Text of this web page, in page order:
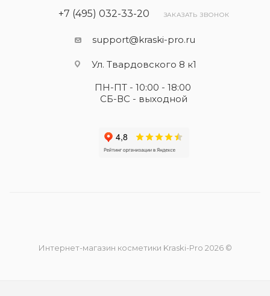
+7 (495) 032-33-20 ЗАКАЗАТЬ ЗВОНОК
support@kraski-pro.ru
Ул. Твардовского 8 к1
ПН-ПТ - 10:00 - 18:00
СБ-ВС - выходной
Интернет-магазин косметики Kraski-Pro 2026 ©